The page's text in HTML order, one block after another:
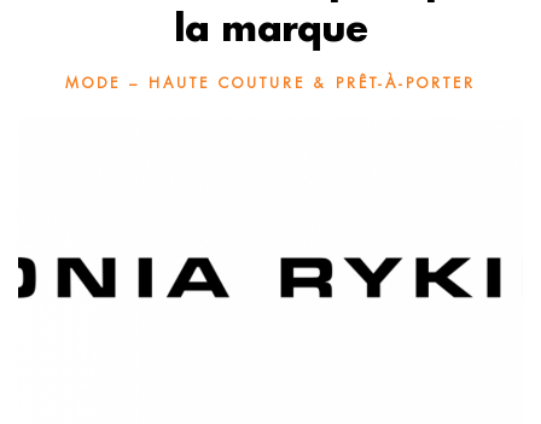
la marque
MODE – HAUTE COUTURE & PRÊT-À-PORTER